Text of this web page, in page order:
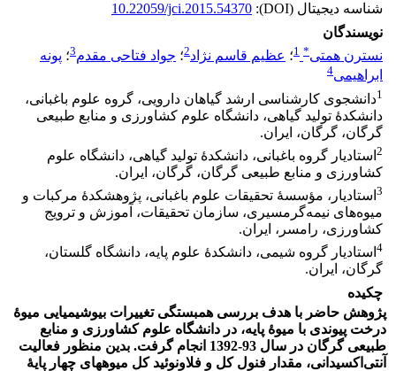
شناسه دیجیتال (DOI):
10.22059/jci.2015.54370
نویسندگان
نسترن همتی*
1؛ عظیم قاسم نژاد2؛ جواد فتاحی مقدم3؛ پونه
ابراهیمی4
1دانشجوی کارشناسی ارشد گیاهان دارویی، گروه علوم باغبانی،
دانشکدۀ تولید گیاهی، دانشگاه علوم کشاورزی و منابع طبیعی
گرگان، گرگان، ایران.
2 استادیار گروه باغبانی، دانشکدۀ تولید گیاهی، دانشگاه علوم
کشاورزی و منابع طبیعی گرگان، گرگان، ایران.
3 استادیار، مؤسسۀ تحقیقات علوم باغبانی، پژوهشکدۀ مرکبات و
میوه‌های نیمه‌گرمسیری، سازمان تحقیقات، آموزش و ترویج
کشاورزی، رامسر، ایران.
4 استادیار گروه شیمی، دانشکدۀ علوم پایه، دانشگاه گلستان،
گرگان، ایران.
چکیده
پژوهش حاضر با هدف بررسی همبستگی تغییرات بیوشیمیایی میوۀ
درخت پیوندی با میوۀ پایه، در دانشگاه علوم کشاورزی و منابع
طبیعی گرگان در سال 93-1392 انجام گرفت. بدین منظور فعالیت
آنتی‌اکسیدانی، مقدار فنول کل و فلاونوئید کل میوه‏های چهار پایۀ